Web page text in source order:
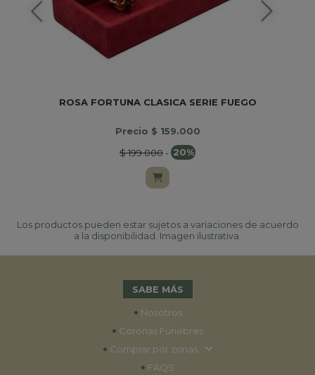
ROSA FORTUNA CLASICA SERIE FUEGO
Precio $ 159.000
$ 199.000- 20%
Los productos pueden estar sujetos a variaciones de acuerdo
a la disponibilidad. Imagen ilustrativa.
SABE MÁS
• Nosotros
• Coronas Fúnebres
• Comprar por zonas
• FAQS